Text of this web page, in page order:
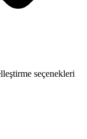
seçenekleri